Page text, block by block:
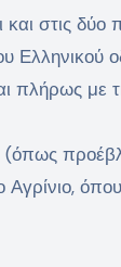
στις δύο
πλήρως με
(όπως